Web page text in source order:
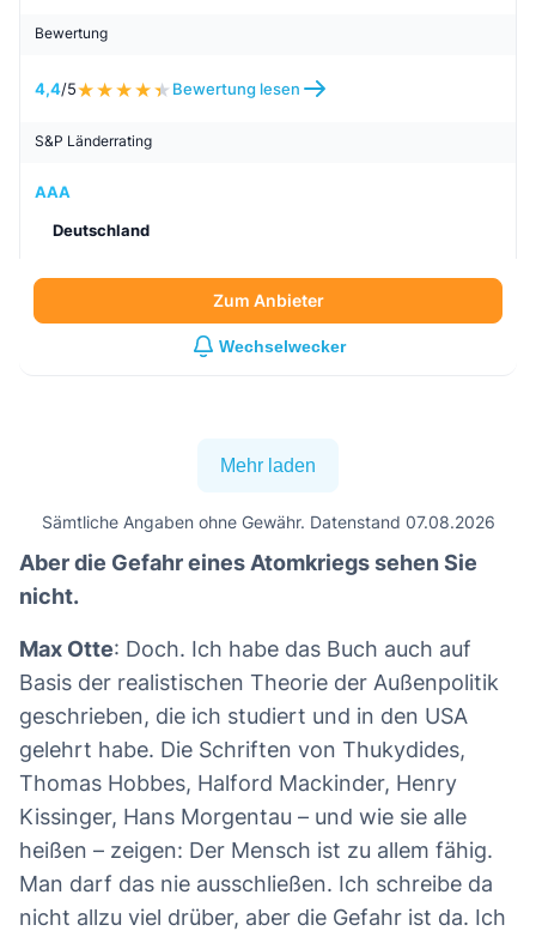
Bewertung
4,4/5 Bewertung lesen
S&P Länderrating
AAA
Deutschland
Zum Anbieter
Wechselwecker
Mehr laden
Sämtliche Angaben ohne Gewähr. Datenstand 07.08.2026
Aber die Gefahr eines Atomkriegs sehen Sie
nicht.
Max Otte: Doch. Ich habe das Buch auch auf
Basis der realistischen Theorie der Außenpolitik
geschrieben, die ich studiert und in den USA
gelehrt habe. Die Schriften von Thukydides,
Thomas Hobbes, Halford Mackinder, Henry
Kissinger, Hans Morgentau – und wie sie alle
heißen – zeigen: Der Mensch ist zu allem fähig.
Man darf das nie ausschließen. Ich schreibe da
nicht allzu viel drüber, aber die Gefahr ist da. Ich